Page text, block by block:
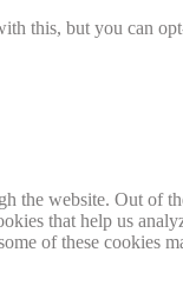
this, but you can
website. Out of
that help us
of these cookies